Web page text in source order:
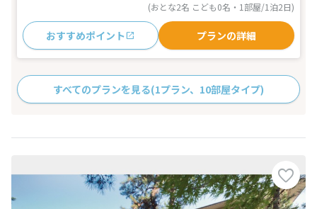
(おとな2名 こども0名・1部屋/1泊2日)
おすすめポイント プランの詳細
すべてのプランを見る(1プラン、10部屋タイプ)